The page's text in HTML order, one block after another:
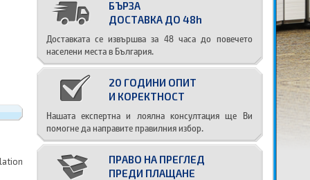
БЪРЗА
ДОСТАВКА ДО 48h
Доставката се извършва за 48 часа до повечето
населени места в България.
20 ГОДИНИ ОПИТ
И КОРЕКТНОСТ
Нашата експертна и лоялна консултация ще Ви
помогне да направите правилния избор.
ПРАВО НА ПРЕГЛЕД
ПРЕДИ ПЛАЩАНЕ